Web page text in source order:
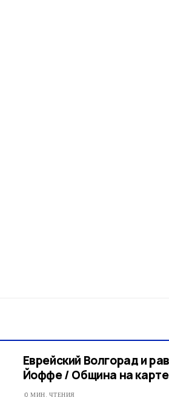
Еврейский Волгорад и
Йоффе / Община на карте
0 МИН. ЧТЕНИЯ